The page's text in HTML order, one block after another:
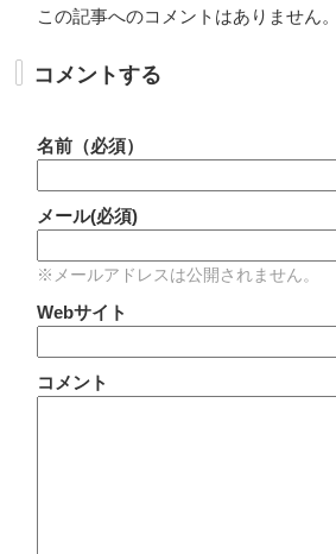
この記事へのコメントはありません。
コメントする
名前（必須）
メール(必須)
※メールアドレスは公開されません。
Webサイト
コメント